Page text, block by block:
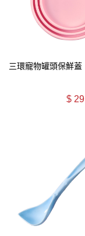
三環寵物罐頭保鮮蓋
$